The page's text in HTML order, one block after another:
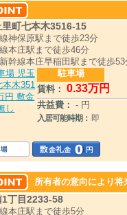
里町七本木3516-15
神保原駅まで徒歩23分
本庄駅まで徒歩46分
幹線本庄早稲田駅まで徒歩53
駐車場
賃料： 0.33万円
共益費： - 円
入居可能時期： 即
所有者の意向により
1丁目2233-58
本庄駅まで徒歩5分